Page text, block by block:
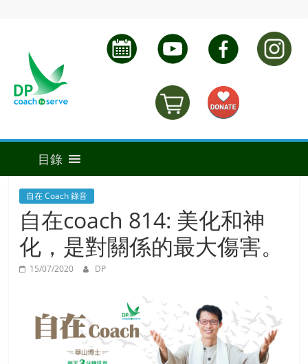
自在 Coach 錄音
自在coach 814: 美化和神
化，是對關係的最大傷害。
15/07/2020 DP